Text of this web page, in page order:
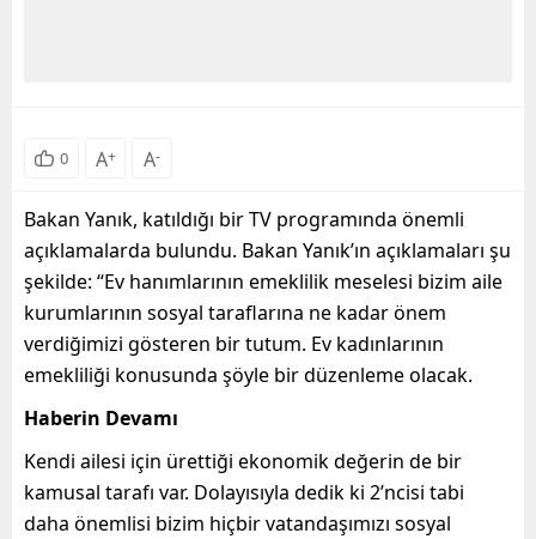
0 A+ A-
Bakan Yanık, katıldığı bir TV programında önemli
açıklamalarda bulundu. Bakan Yanık’ın açıklamaları şu
şekilde: “Ev hanımlarının emeklilik meselesi bizim aile
kurumlarının sosyal taraflarına ne kadar önem
verdiğimizi gösteren bir tutum. Ev kadınlarının
emekliliği konusunda şöyle bir düzenleme olacak.
Haberin Devamı
Kendi ailesi için ürettiği ekonomik değerin de bir
kamusal tarafı var. Dolayısıyla dedik ki 2’ncisi tabi
daha önemlisi bizim hiçbir vatandaşımızı sosyal